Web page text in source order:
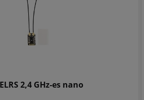
2,4 GHz-es nano